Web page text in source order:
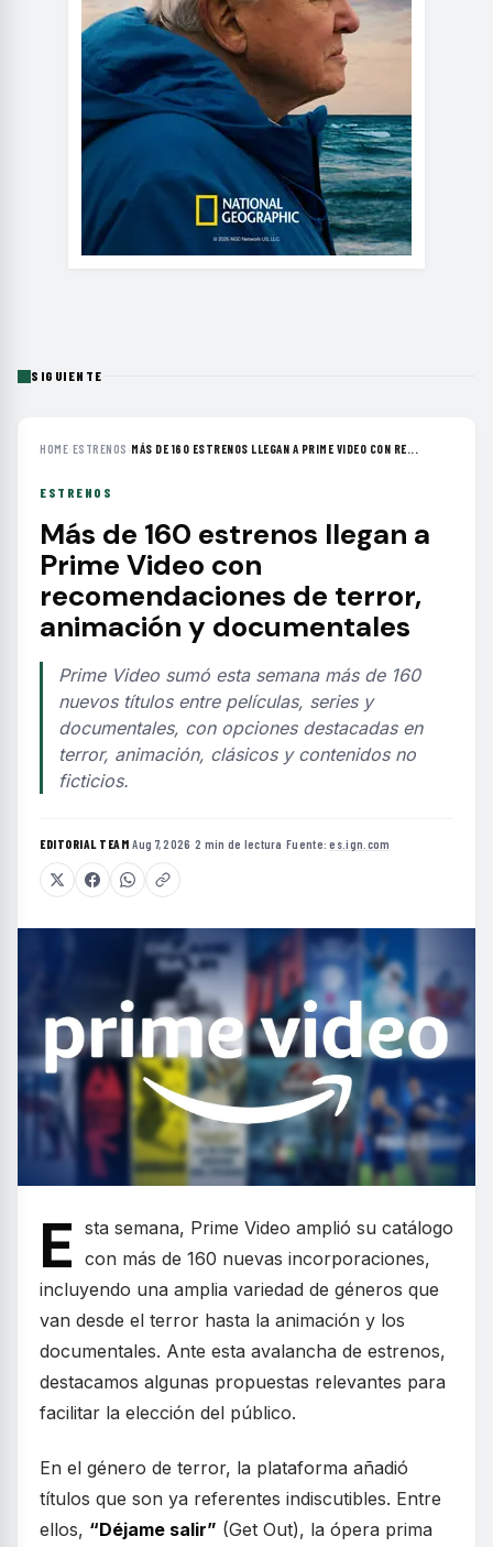
SIGUIENTE
HOME›ESTRENOS ›MÁS DE 160 ESTRENOS LLEGAN A PRIME VIDEO CON RE...
ESTRENOS
Más de 160 estrenos llegan a
Prime Video con
recomendaciones de terror,
animación y documentales
Prime Video sumó esta semana más de 160
nuevos títulos entre películas, series y
documentales, con opciones destacadas en
terror, animación, clásicos y contenidos no
ficticios.
EDITORIAL TEAM·Aug 7, 2026 ·2 min de lectura ·Fuente:es.ign.com
E sta semana, Prime Video amplió su catálogo
con más de 160 nuevas incorporaciones,
incluyendo una amplia variedad de géneros que
van desde el terror hasta la animación y los
documentales. Ante esta avalancha de estrenos,
destacamos algunas propuestas relevantes para
facilitar la elección del público.
En el género de terror, la plataforma añadió
títulos que son ya referentes indiscutibles. Entre
ellos, “Déjame salir” (Get Out), la ópera prima